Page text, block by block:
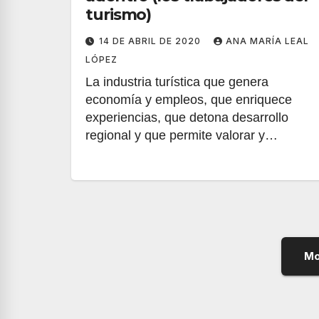
turismo)
14 DE ABRIL DE 2020
ANA MARÍA LEAL
LÓPEZ
La industria turística que genera
economía y empleos, que enriquece
experiencias, que detona desarrollo
regional y que permite valorar y…